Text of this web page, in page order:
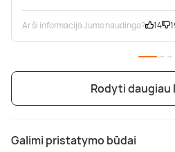
Galimi pristatymo būdai
Ar ši informacija Jums naudinga? 14
Rodyti daugiau